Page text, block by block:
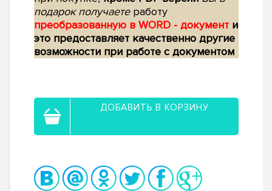
подарок получаетеработу
преобразованную в WORD - документ и
это предоставляет качественно другие
возможности при работе с документом
ДОБАВИТЬ В КОРЗИНУ